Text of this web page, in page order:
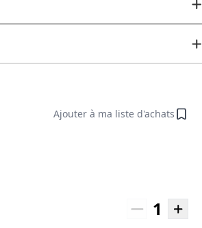
Ajouter à ma liste d'achats
1